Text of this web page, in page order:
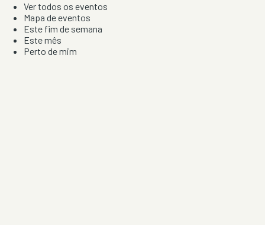
Ver todos os eventos
Mapa de eventos
Este fim de semana
Este mês
Perto de mim